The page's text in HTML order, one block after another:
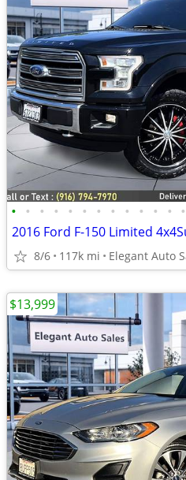
• • • • • • • • • • • • •
2016 Ford F-150 Limited
8/6 117k mi Elegant Auto
$13,999